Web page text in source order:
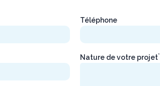
Téléphone
Nature de votre projet*